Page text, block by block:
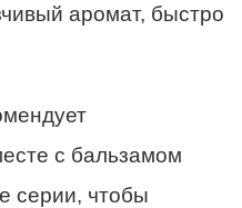
аромат, быстро
с бальзамом
серии, чтобы